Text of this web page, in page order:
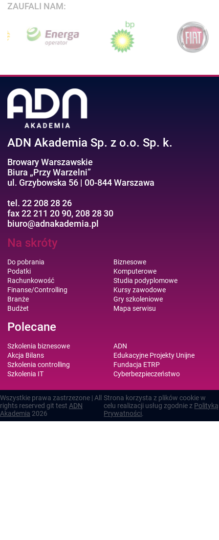
ZAUFALI NAM:
ADN Akademia Sp. z o.o. Sp. k.
Browary Warszawskie
Biura „Przy Warzelni”
ul. Grzybowska 56 | 00-844 Warszawa
tel. 22 208 28 26
fax 22 211 20 90, 208 28 30
biuro@adnakademia.pl
Na skróty
Do pobrania
Podatki
Rachunkowość
Finanse/Controlling
Branże
Budżet
Biznesowe
Komputerowe
Studia podyplomowe
Kursy zawodowe
Gry szkoleniowe
Mapa serwisu
Polecane
Szkolenia biznesowe
Akcja Bilans
Szkolenia controlling
Szkolenia IT
ADN
Edukacyjne Projekty Unijne
Fundacja ETRP
Cyberbezpieczeństwo
Wszystkie prawa zastrzezone | All
rights reserved git test ADN
Akademia 2026
Strona korzysta z plików cookie w
celu realizacji usług zgodnie z Polityką
Prywatności.